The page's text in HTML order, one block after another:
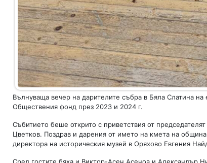
Вълнуваща вечер на дарителите събра в Бяла Слатина
Обществения фонд през 2023 и 2024 г.
Събитието беше открито с приветствия от
Цветков. Поздрав и дарения от името на кмета на
директора на историческия музей в Оряхово Евгения